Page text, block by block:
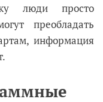
люди просто
преобладать
информация